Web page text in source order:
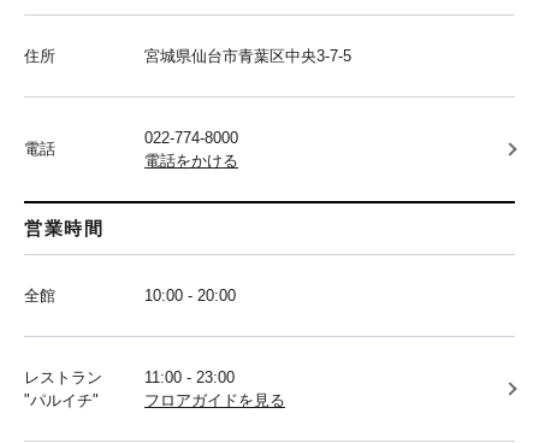
住所 宮城県仙台市青葉区中央3-7-5
電話
022-774-8000
電話をかける
営業時間
全館 10:00 - 20:00
レストラン
"パルイチ"
11:00 - 23:00
フロアガイドを見る